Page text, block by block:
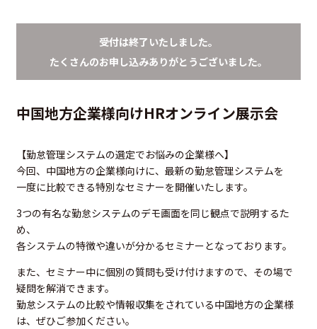
受付は終了いたしました。
たくさんのお申し込みありがとうございました。
中国地方企業様向けHRオンライン展示会
【勤怠管理システムの選定でお悩みの企業様へ】
今回、中国地方の企業様向けに、最新の勤怠管理システムを
一度に比較できる特別なセミナーを開催いたします。
3つの有名な勤怠システムのデモ画面を同じ観点で説明するた
め、
各システムの特徴や違いが分かるセミナーとなっております。
また、セミナー中に個別の質問も受け付けますので、その場で
疑問を解消できます。
勤怠システムの比較や情報収集をされている中国地方の企業様
は、ぜひご参加ください。